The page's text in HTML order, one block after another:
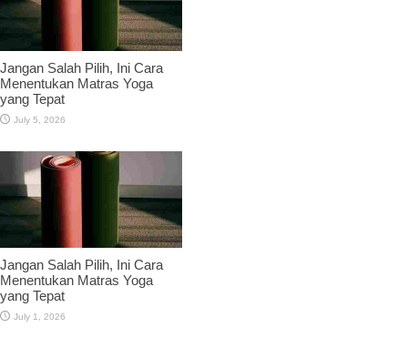
Jangan Salah Pilih, Ini Cara
Menentukan Matras Yoga
yang Tepat
July 5, 2026
Jangan Salah Pilih, Ini Cara
Menentukan Matras Yoga
yang Tepat
July 1, 2026